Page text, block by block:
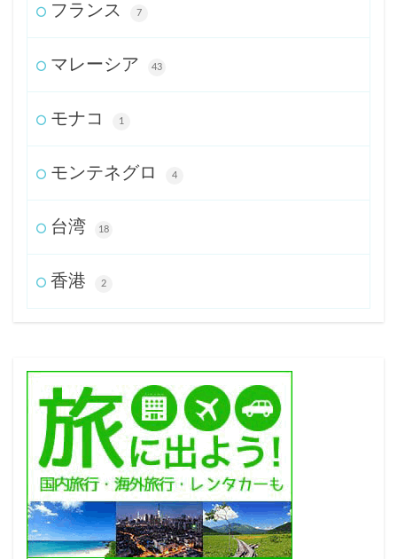
フランス 7
マレーシア 43
モナコ 1
モンテネグロ 4
台湾 18
香港 2